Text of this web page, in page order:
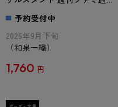
Collection 和泉一織
予約受付中
2026年9月下旬
（和泉一織）
1,760 円